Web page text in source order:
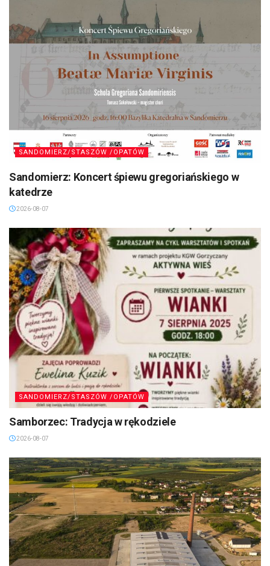
SANDOMIERZ/STASZÓW /OPATÓW
Sandomierz: Koncert śpiewu gregoriańskiego w
katedrze
2026-08-07
SANDOMIERZ/STASZÓW /OPATÓW
Samborzec: Tradycja w rękodziele
2026-08-07